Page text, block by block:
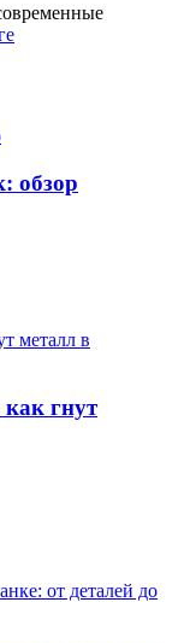
обзор
гнут